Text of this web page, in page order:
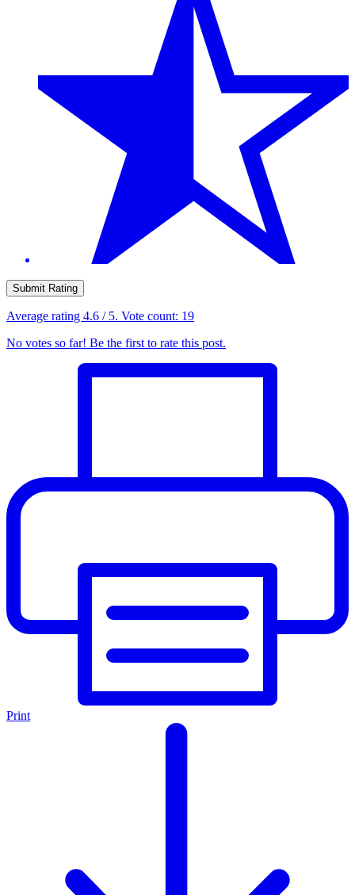
Submit Rating
Average rating 4.6 / 5. Vote count: 19
No votes so far! Be the first to rate this post.
Print